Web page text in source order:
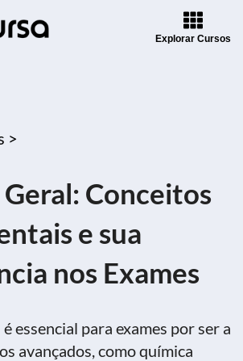
Explorar Cursos
>
Conceitos
e sua
nos Exames
essencial para exames por ser a
avançados, como química